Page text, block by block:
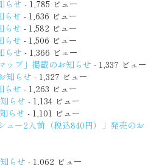
らせ - 1,785 ビュー
らせ - 1,636 ビュー
らせ - 1,582 ビュー
らせ - 1,506 ビュー
らせ - 1,366 ビュー
ップ」掲載のお知らせ - 1,337 ビュー
知らせ - 1,327 ビュー
らせ - 1,263 ビュー
らせ - 1,134 ビュー
らせ - 1,101 ビュー
ュー2人前（税込840円）」発売のお
らせ - 1,062 ビュー